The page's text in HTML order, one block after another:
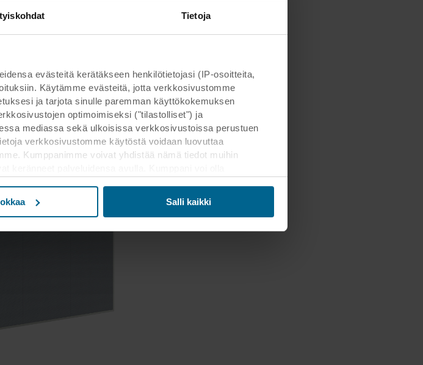
Tietoja
evästeitä kerätäkseen henkilötietojasi (IP-osoitteita,
Käytämme evästeitä, jotta verkkosivustomme
ja tarjota sinulle paremman käyttökokemuksen
optimoimiseksi ("tilastolliset") ja
mediassa sekä ulkoisissa verkkosivustoissa perustuen
verkkosivustomme käytöstä voidaan luovuttaa
Kumppanimme voivat yhdistää nämä tiedot muihin
Salli kaikki